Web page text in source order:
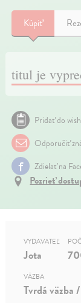
Kúpiť
titul je
Pridať do
Odporučiť
Zdielať na
Pozrieť
VYDAVATEĽ
Jota
VÄZBA
Tvrdá väzba